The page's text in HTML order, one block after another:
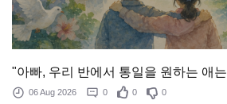
"아빠, 우리 반에서 통일을 원하는 애
06 Aug 2026 0 0 0